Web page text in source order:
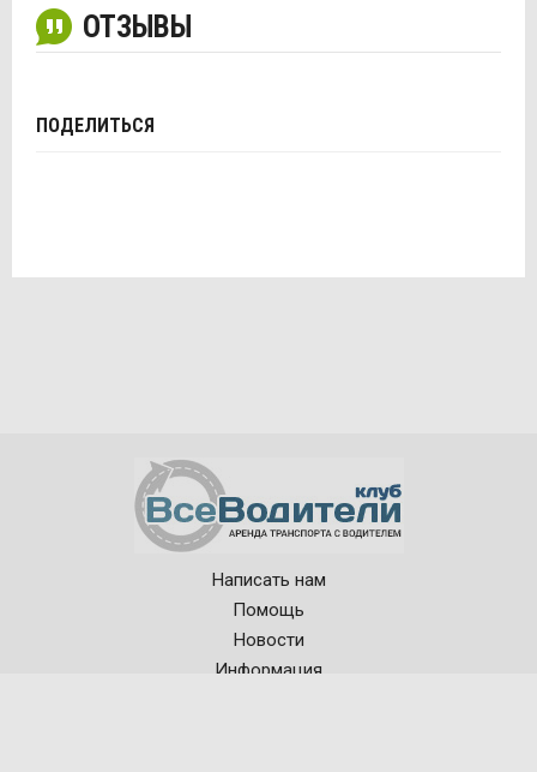
ОТЗЫВЫ
ПОДЕЛИТЬСЯ
Рынок аренды автотранспорта
Написать нам
Помощь
Новости
Информация